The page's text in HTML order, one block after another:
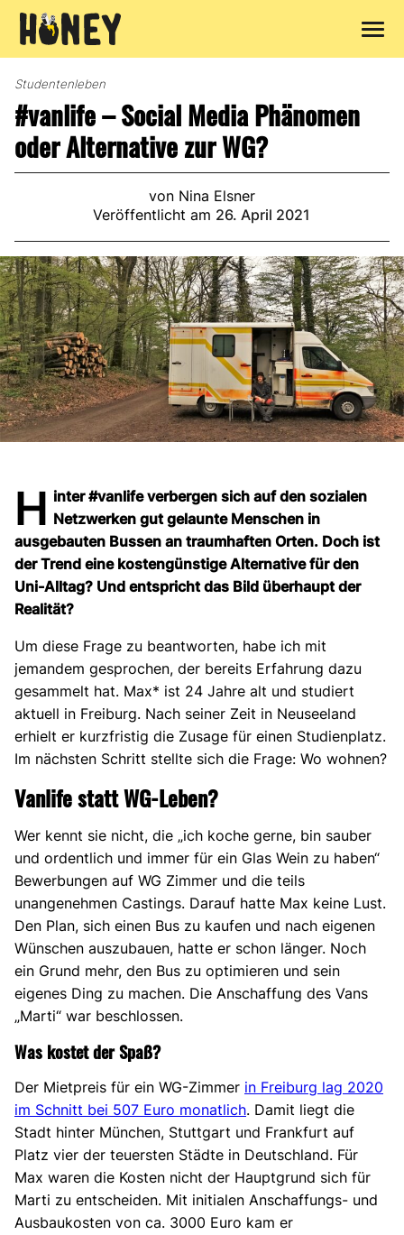
Inhalt
Studentenleben
#vanlife – Social Media Phänomen
oder Alternative zur WG?
von Nina Elsner
Veröffentlicht am 26. April 2021
H inter #vanlife verbergen sich auf den sozialen
Netzwerken gut gelaunte Menschen in
ausgebauten Bussen an traumhaften Orten. Doch ist
der Trend eine kostengünstige Alternative für den
Uni-Alltag? Und entspricht das Bild überhaupt der
Realität?
Um diese Frage zu beantworten, habe ich mit
jemandem gesprochen, der bereits Erfahrung dazu
gesammelt hat. Max* ist 24 Jahre alt und studiert
aktuell in Freiburg. Nach seiner Zeit in Neuseeland
erhielt er kurzfristig die Zusage für einen Studienplatz.
Im nächsten Schritt stellte sich die Frage: Wo wohnen?
Vanlife statt WG-Leben?
Wer kennt sie nicht, die „ich koche gerne, bin sauber
und ordentlich und immer für ein Glas Wein zu haben“
Bewerbungen auf WG Zimmer und die teils
unangenehmen Castings. Darauf hatte Max keine Lust.
Den Plan, sich einen Bus zu kaufen und nach eigenen
Wünschen auszubauen, hatte er schon länger. Noch
ein Grund mehr, den Bus zu optimieren und sein
eigenes Ding zu machen. Die Anschaffung des Vans
„Marti“ war beschlossen.
Was kostet der Spaß?
Der Mietpreis für ein WG-Zimmer in Freiburg lag 2020
im Schnitt bei 507 Euro monatlich. Damit liegt die
Stadt hinter München, Stuttgart und Frankfurt auf
Platz vier der teuersten Städte in Deutschland. Für
Max waren die Kosten nicht der Hauptgrund sich für
Marti zu entscheiden. Mit initialen Anschaffungs- und
Ausbaukosten von ca. 3000 Euro kam er